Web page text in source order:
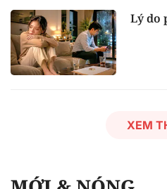
Lý do
XEM